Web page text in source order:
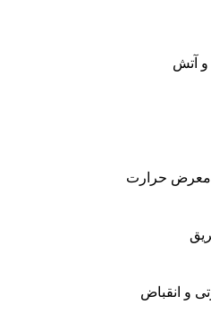
و آتش
معرض حرارت
و انقباض